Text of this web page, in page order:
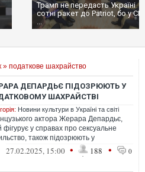
Трамп не передасть Україні
сотні ракет до Patriot, бо у
...
» податкове шахрайство
ДЕПАРДЬЄ ПІДОЗРЮЮТЬ У
ШАХРАЙСТВІ
Новини культури в Україні та світі
актора Жерара Депардьє,
фігурує у справах про сексуальне
також підозрюють у
шахрайстві та відмиванні
27.02.2025, 15:00 • 188 • 0